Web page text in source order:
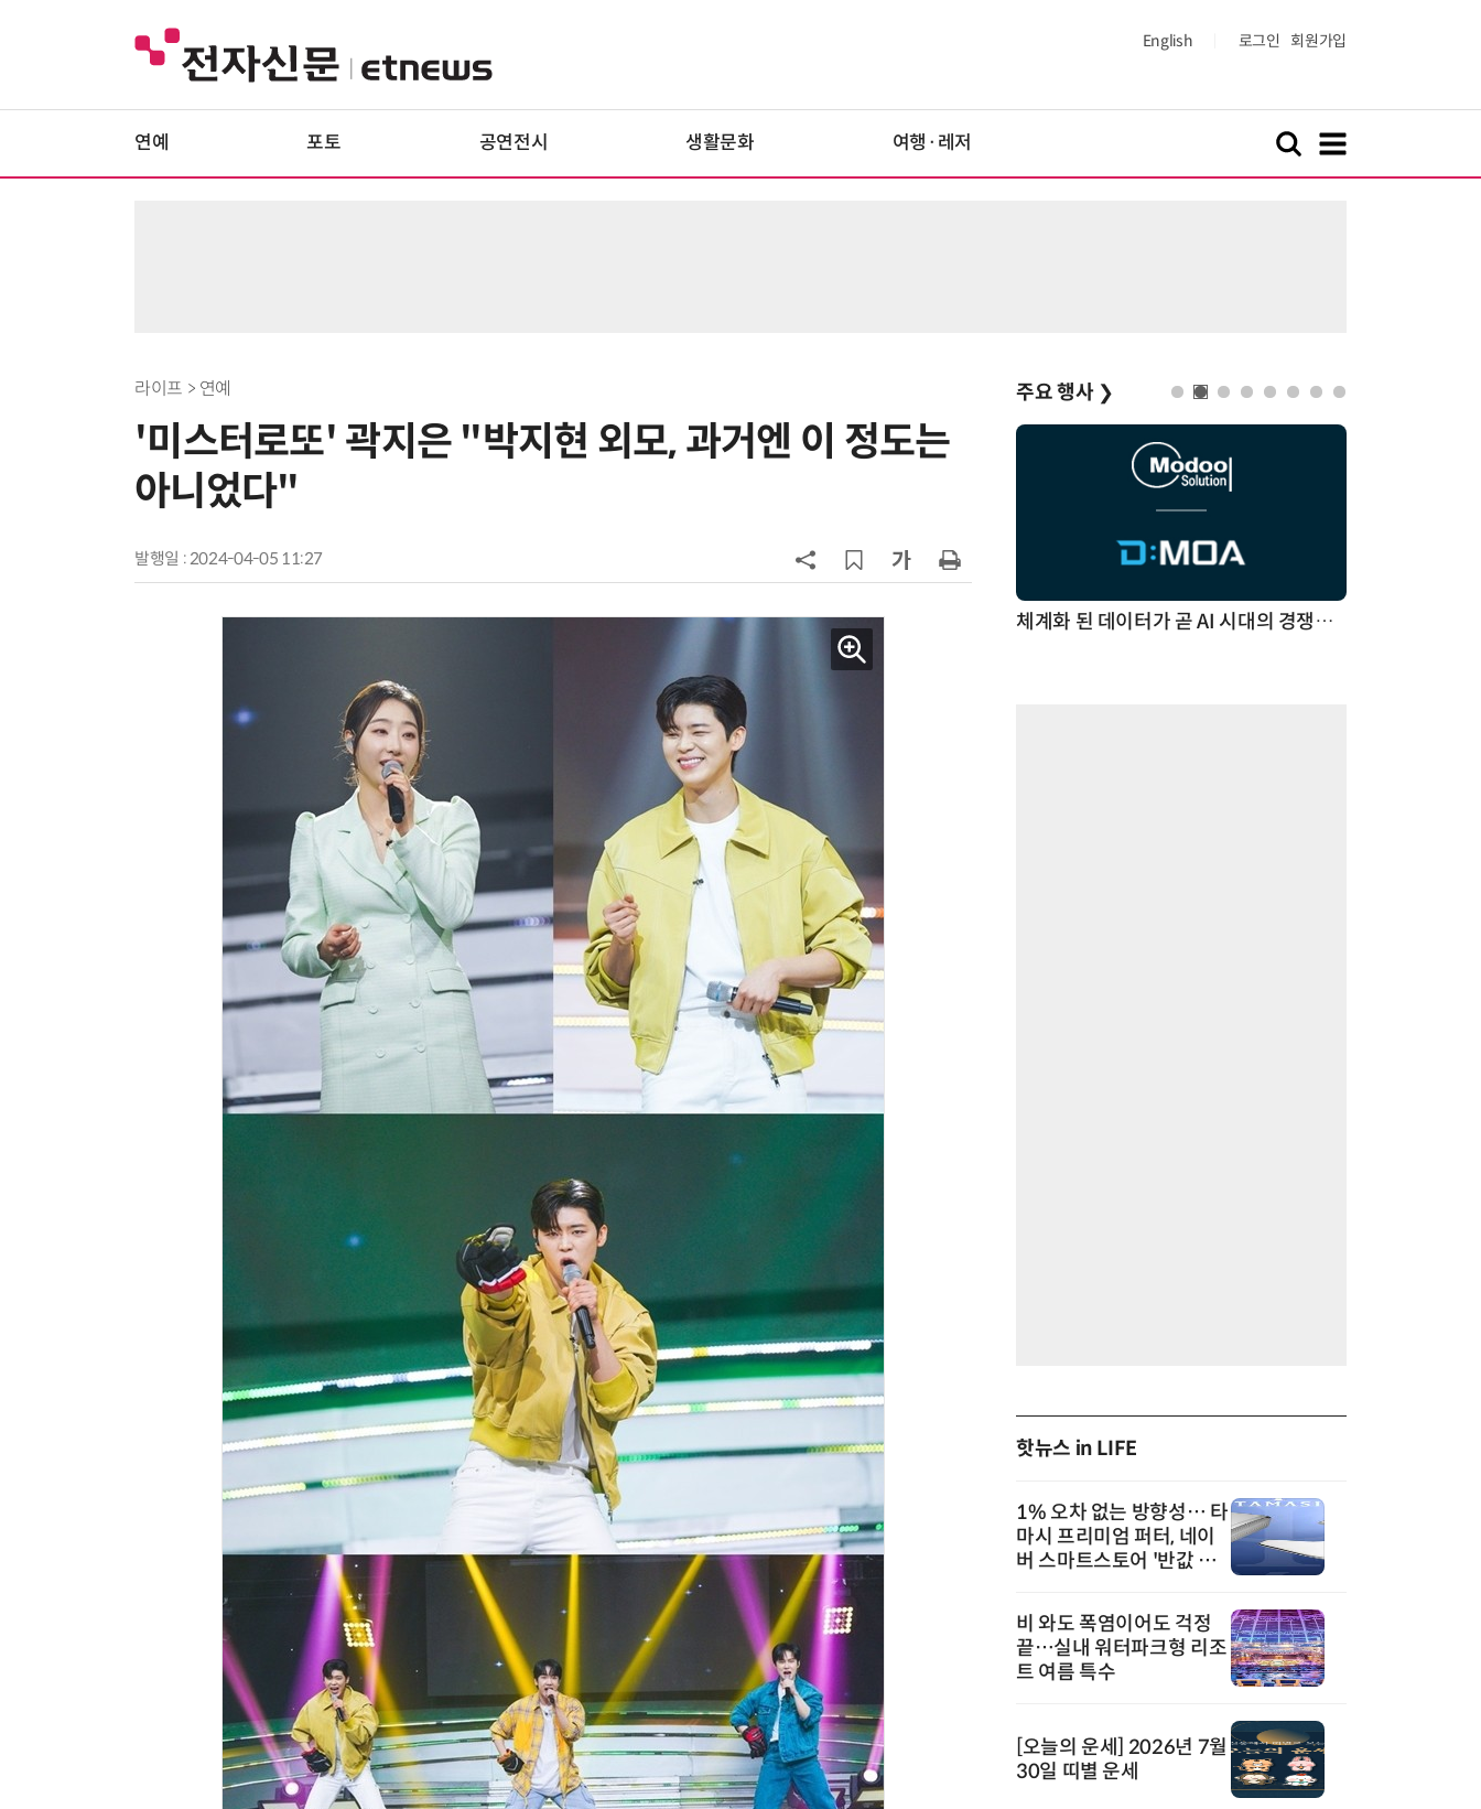
English 로그인 회원가입
연예 포토 공연전시 생활문화 여행·레저
라이프 > 연예
'미스터로또' 곽지은 "박지현 외모, 과거엔 이 정도는
아니었다"
발행일 : 2024-04-05 11:27
주요 행사 ❯
AI Native Enterprise를 지원하는 AI Ready Data 플랫폼 활용 전략 체계화 된 데이터가 곧 AI 시대의 경쟁력이다
핫뉴스 in LIFE
1% 오차 없는 방향성… 타
마시 프리미엄 퍼터, 네이
버 스마트스토어 '반값 할
비 와도 폭염이어도 걱정
끝…실내 워터파크형 리조
트 여름 특수
[오늘의 운세] 2026년 7월
30일 띠별 운세